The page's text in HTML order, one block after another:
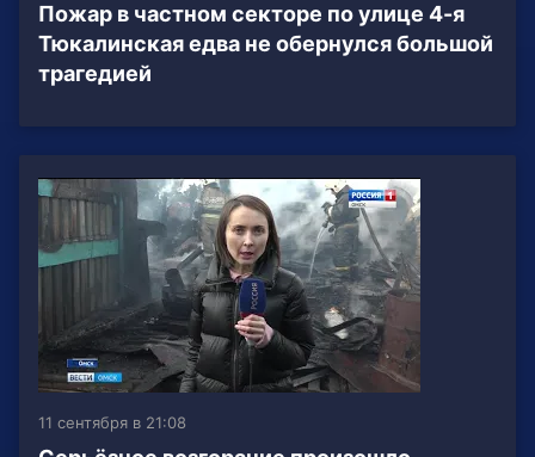
Пожар в частном секторе по улице 4-я
Тюкалинская едва не обернулся большой
трагедией
11 сентября в 21:08